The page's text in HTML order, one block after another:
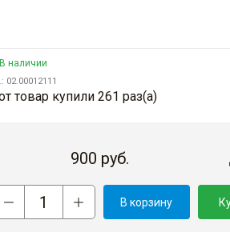
В наличии
02.00012111
товар купили 261 раз(a)
900 руб.
В корзину